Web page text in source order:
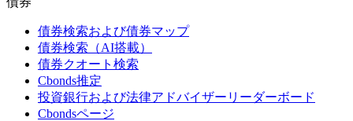
債券検索および債券マップ
債券検索（AI搭載）
債券クオート検索
Cbonds推定
投資銀行および法律アドバイザーリーダーボード
Cbondsページ